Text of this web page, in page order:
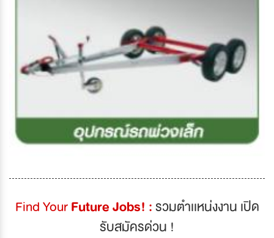
Find YourFuture Jobs! :รวมตำเเหน่งงาน เปิด
รับสมัครด่วน !